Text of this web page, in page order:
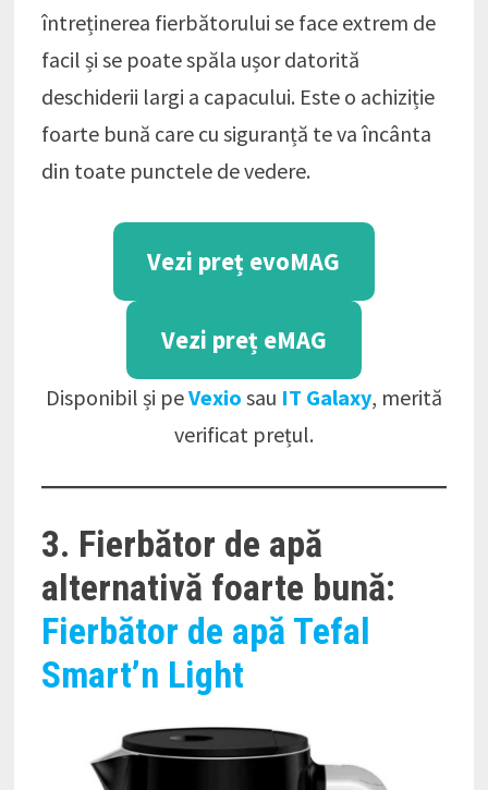
întreținerea fierbătorului se face extrem de
facil și se poate spăla ușor datorită
deschiderii largi a capacului. Este o achiziție
foarte bună care cu siguranță te va încânta
din toate punctele de vedere.
Vezi preț evoMAG
Vezi preț eMAG
Disponibil și peVexio sau IT Galaxy, merită
verificat prețul.
3. Fierbător de apă
alternativă foarte bună:
Fierbător de apă Tefal
Smart’n Light